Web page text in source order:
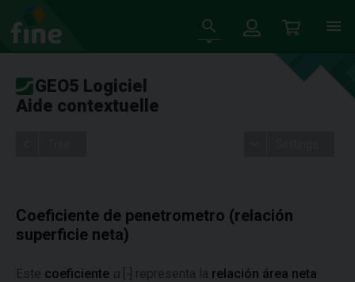
GEO5 Logiciel
Aide contextuelle
Coeficiente de penetrometro (relación
superficie neta)
Este coeficiente α ] representa la relación área neta